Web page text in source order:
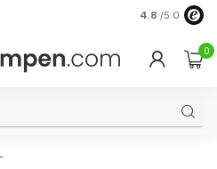
4.8 /5.0
0